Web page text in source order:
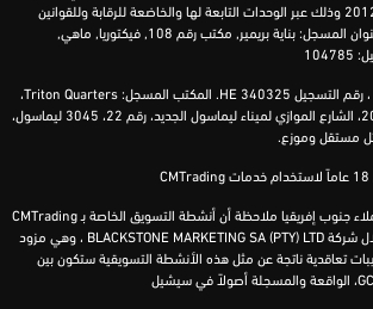
رأس المال الدولية منذ عام 2012 وذلك عبر الوحدات التابعة لها والخاضعة للرقابة وللقوانين
الحاكمة بموجب الاتفاق. العنوان المسجل: بناية بريمير, مكتب رقم 108, فيكتوريا, ماهي,
CMT Processing Limited ، رقم التسجيل HE 340325. المكتب المسجل: Triton Quarters،
الطابق الثاني، مكتب رقم 202، الشارع الموازي لميناء ليماسول الجديد، رقم 22، 3045 ليماسول،
مستقل وموزع.
إشعار تنظيمي: يجب على عملاء جنوب إفريقيا ملاحظة أن أنشطة التسويق الخاصة بـ CMTrading
تتم في جنوب إفريقيا من خلال شركة BLACKSTONE MARKETING SA (PTY) LTD ، وهي مزود
تعاقدية ناتجة عن مثل هذه الأنشطة التسويقية ستكون بين